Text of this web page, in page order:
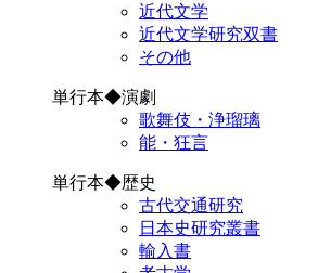
近代文学
近代文学研究双書
その他
単行本◆演劇
歌舞伎・浄瑠璃
能・狂言
単行本◆歴史
古代交通研究
日本史研究叢書
輸入書